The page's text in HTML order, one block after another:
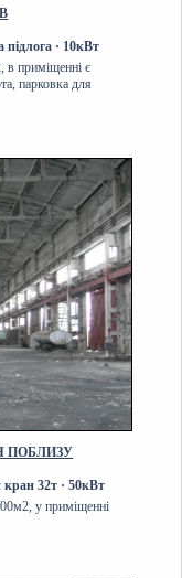
підлога · 10кВт
приміщенні є
парковка для
ПОБЛИЗУ
кран 32т · 50кВт
у приміщенні